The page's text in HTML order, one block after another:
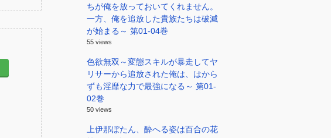
ちが俺を放っておいてくれません。
一方、俺を追放した貴族たちは破滅
が始まる～ 第01-04巻
55 views
色欲無双～変態スキルが暴走してヤ
リサーから追放された俺は、はから
ずも淫靡な力で最強になる～ 第01-
02巻
50 views
上伊那ぼたん、酔へる姿は百合の花